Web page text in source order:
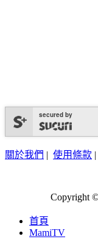
secured by
關於我們 | 使用條款 |
Copyright
首頁
MamiTV